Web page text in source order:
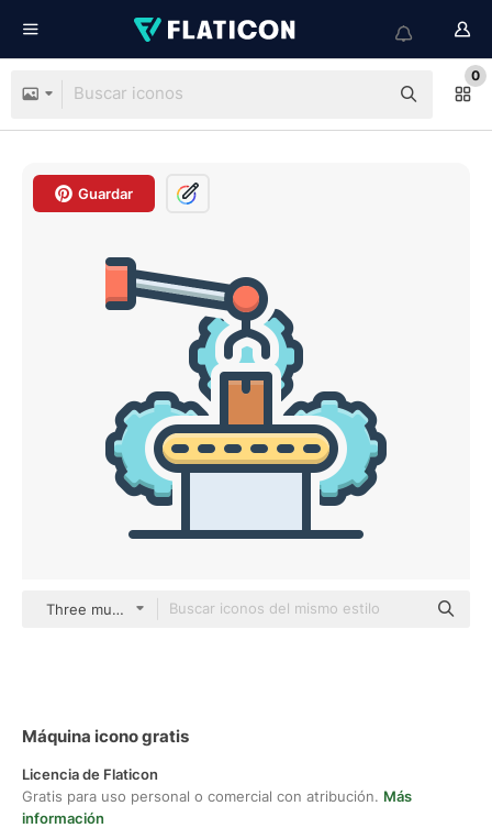
0
Guardar
Three musketeers color lineal-color
Máquina icono gratis
Licencia de Flaticon
Gratis para uso personal o comercial con atribución. Más
información